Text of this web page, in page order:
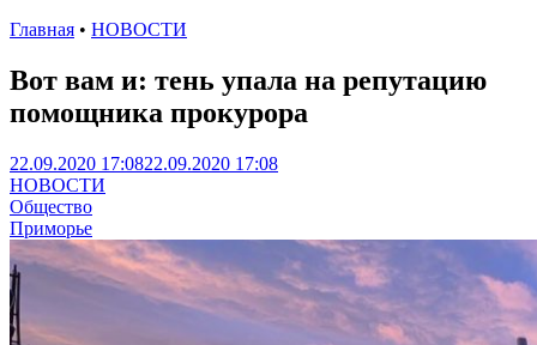
Главная • НОВОСТИ
Вот вам и: тень упала на репутацию
помощника прокурора
22.09.2020 17:0822.09.2020 17:08
НОВОСТИ
Общество
Приморье